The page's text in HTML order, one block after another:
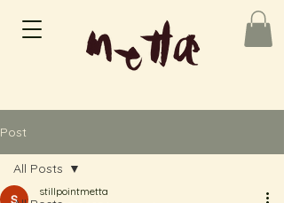
Post
All Posts
stillpointmetta